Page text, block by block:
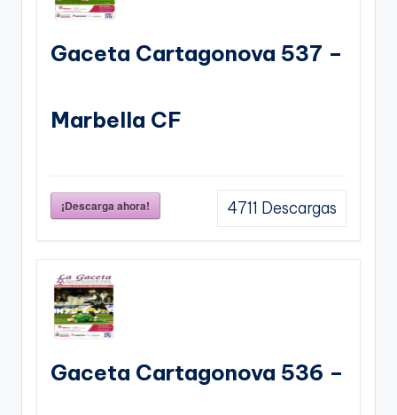
Gaceta Cartagonova 537 –
Marbella CF
¡Descarga ahora! 4711 Descargas
Gaceta Cartagonova 536 –